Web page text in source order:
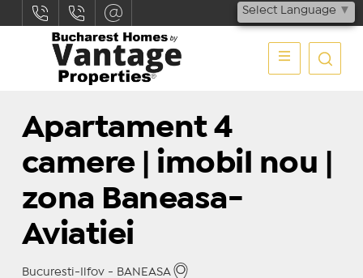
Select Language ▼
Apartament 4
camere | imobil nou |
zona Baneasa-
Aviatiei
Bucuresti-Ilfov - BANEASA